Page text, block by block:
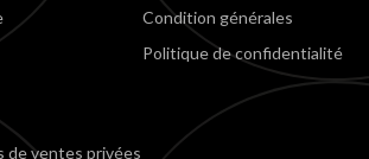
Condition générales
Politique de confidentialité
de ventes privées